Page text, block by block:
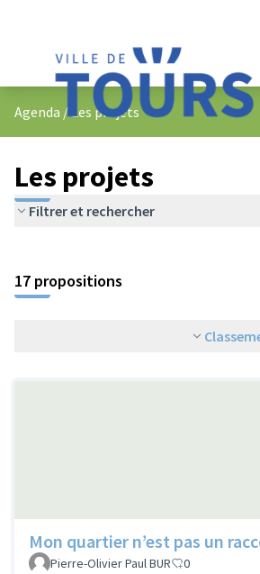
Agenda /Les projets
Les projets
Filtrer et rechercher
+
−
17 propositions
Mon quartier n’est pas un
Pierre-Olivier Paul BUR 0